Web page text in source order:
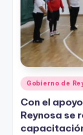
Publicado
en
Gobierno de
Con el
Reynosa se